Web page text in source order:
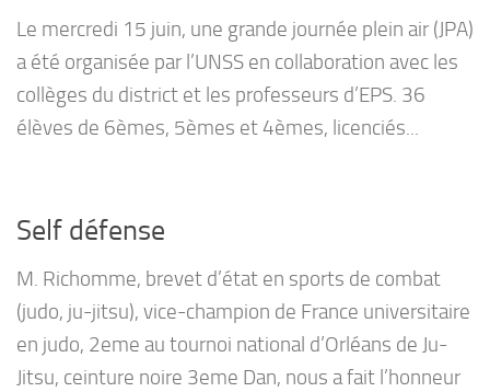
Le mercredi 15 juin, une grande journée plein air (JPA)
a été organisée par l’UNSS en collaboration avec les
collèges du district et les professeurs d’EPS. 36
élèves de 6èmes, 5èmes et 4èmes, licenciés...
Self défense
M. Richomme, brevet d’état en sports de combat
(judo, ju-jitsu), vice-champion de France universitaire
en judo, 2eme au tournoi national d’Orléans de Ju-
Jitsu, ceinture noire 3eme Dan, nous a fait l’honneur